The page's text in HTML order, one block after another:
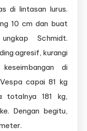
di lintasan lurus.
10 cm dan buat
Schmidt.
agresif, kurangi
di
capai 81 kg
totalnya 181 kg,
Dengan begitu,